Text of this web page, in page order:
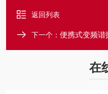
返回列表
下一个： 便携式变频谐
在